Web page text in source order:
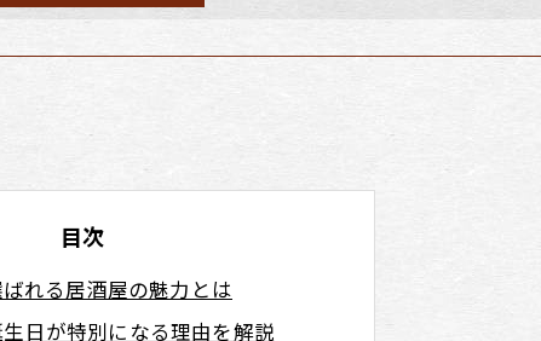
目次
れる居酒屋の魅力とは
日が特別になる理由を解説